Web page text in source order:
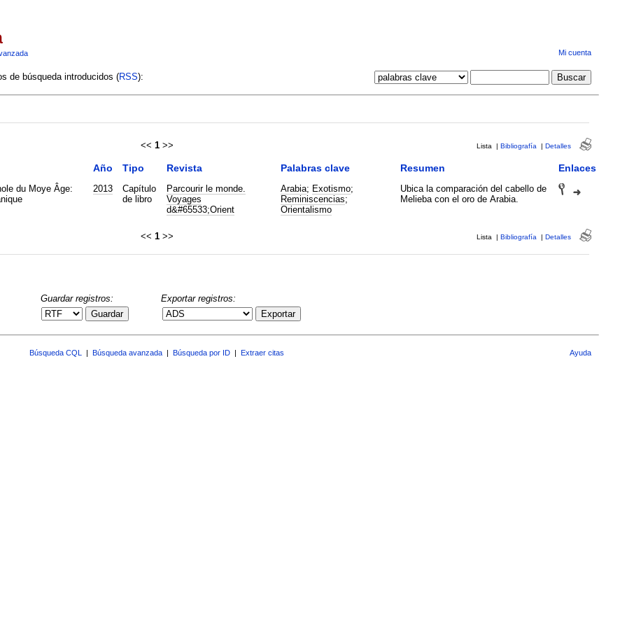
Mi cuenta
de búsqueda introducidos (RSS):
<< 1 >> Lista | Bibliografía | Detalles
Año Tipo Revista Palabras clave Resumen Enlaces
du Moye Âge:
2013
Capítulo
de libro
Parcourir le monde.
Voyages
d&#65533;Orient
Arabia; Exotismo;
Reminiscencias;
Orientalismo
Ubica la comparación del cabello de
Melieba con el oro de Arabia.
<< 1 >> Lista | Bibliografía | Detalles
Guardar registros:
Guardar
Exportar registros:
Exportar
Búsqueda CQL Búsqueda avanzada Búsqueda por ID Extraer citas Ayuda